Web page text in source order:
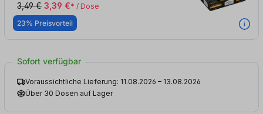
3,49 € 3,39 €* / Dose
23% Preisvorteil
Sofort verfügbar
Voraussichtliche Lieferung: 11.08.2026 – 13.08.2026
Über 30 Dosen auf Lager